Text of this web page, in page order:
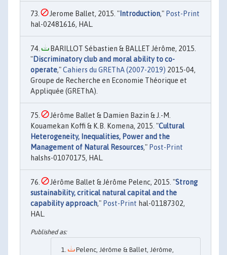
Jerome Ballet, 2015. " Introduction," Post-Print
hal-02481616, HAL.
BARILLOT Sébastien & BALLET Jérôme, 2015.
"Discriminatory club and moral ability to co-
operate,"Cahiers du GREThA (2007-2019) 2015-04,
Groupe de Recherche en Economie Théorique et
Appliquée (GREThA).
Jérôme Ballet & Damien Bazin & J.-M.
Kouamekan Koffi & K.B. Komena, 2015. "Cultural
Heterogeneity, Inequalities, Power and the
Management of Natural Resources," Post-Print
halshs-01070175, HAL.
Jérôme Ballet & Jérôme Pelenc, 2015. "Strong
sustainability, critical natural capital and the
capability approach," Post-Print hal-01187302,
HAL.
Pelenc, Jérôme & Ballet, Jérôme,